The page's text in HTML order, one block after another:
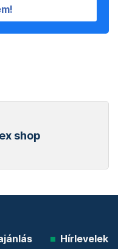
shop
Hírlevelek